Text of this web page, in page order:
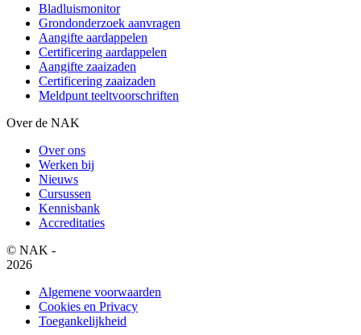
Bladluismonitor
Grondonderzoek aanvragen
Aangifte aardappelen
Certificering aardappelen
Aangifte zaaizaden
Certificering zaaizaden
Meldpunt teeltvoorschriften
Over de NAK
Over ons
Werken bij
Nieuws
Cursussen
Kennisbank
Accreditaties
© NAK -
2026
Algemene voorwaarden
Cookies en Privacy
Toegankelijkheid